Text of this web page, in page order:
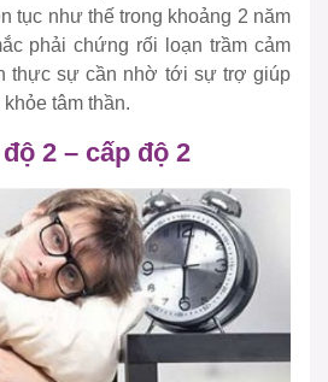
tục như thế trong khoảng 2 năm
phải chứng rối loạn trầm cảm
thực sự cần nhờ tới sự trợ giúp
tâm thần.
2 – cấp độ 2